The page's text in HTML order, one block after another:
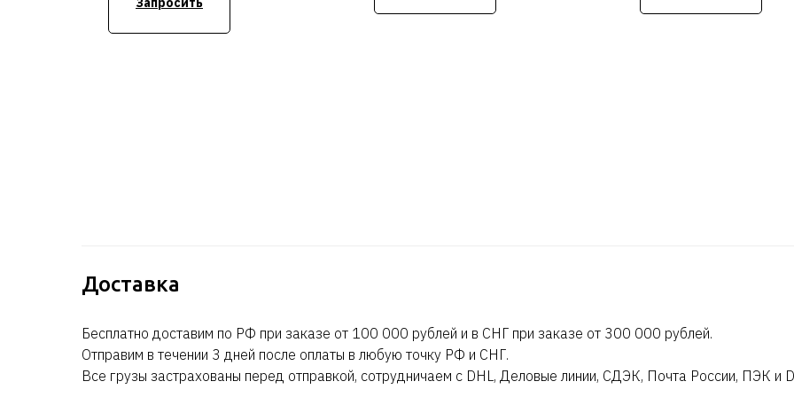
DVD+/-RW, 1.2TB SAS 10k
12Гб/c 2.5 дюйма HHD,
PERC H740P, No DVD+/-RW,
Доставка
Бесплатно доставим по РФ при заказе от 100 000 рублей и в СНГ при заказе от 300 000 рублей.
Отправим в течении 3 дней после оплаты в любую точку РФ и СНГ.
Все грузы застрахованы перед отправкой, сотрудничаем с DHL, Деловые линии, СДЭК, Почта России, ПЭК и